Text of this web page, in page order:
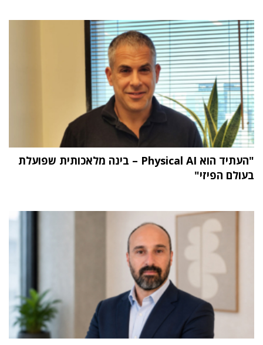
"העתיד הוא Physical AI – בינה מלאכותית שפועלת
בעולם הפיזי"